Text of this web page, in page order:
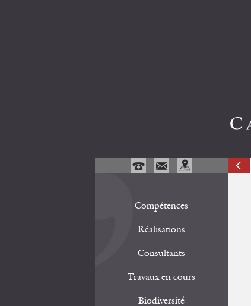
Compétences
Réalisations
Consultants
Travaux en cours
Biodiversité